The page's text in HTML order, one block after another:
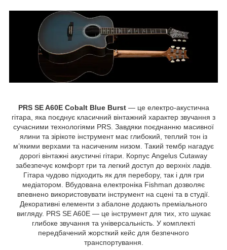
PRS SE A60E Cobalt Blue Burst— це електро-акустична
гітара, яка поєднує класичний вінтажний характер звучання з
сучасними технологіями PRS. Завдяки поєднанню масивної
ялини та зірікоте інструмент має глибокий, теплий тон із
м’якими верхами та насиченим низом. Такий тембр нагадує
дорогі вінтажні акустичні гітари. Корпус Angelus Cutaway
забезпечує комфорт гри та легкий доступ до верхніх ладів.
Гітара чудово підходить як для перебору, так і для гри
медіатором. Вбудована електроніка Fishman дозволяє
впевнено використовувати інструмент на сцені та в студії.
Декоративні елементи з абалоне додають преміального
вигляду. PRS SE A60E — це інструмент для тих, хто шукає
глибоке звучання та універсальність. У комплекті
передбачений жорсткий кейс для безпечного
транспортування.